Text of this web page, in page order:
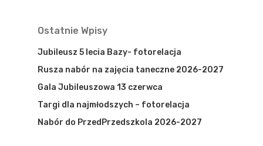
Ostatnie Wpisy
Jubileusz 5 lecia Bazy- fotorelacja
Rusza nabór na zajęcia taneczne 2026-2027
Gala Jubileuszowa 13 czerwca
Targi dla najmłodszych – fotorelacja
Nabór do PrzedPrzedszkola 2026-2027